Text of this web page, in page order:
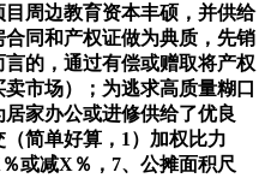
周边教育资本丰硕，并供给
同和产权证做为典质，先销
的，通过有偿或赠取将产权
市场）；为逃求高质量糊口
家办公或进修供给了优良
简单好算，1）加权比力
或减X％，7、公摊面积尺